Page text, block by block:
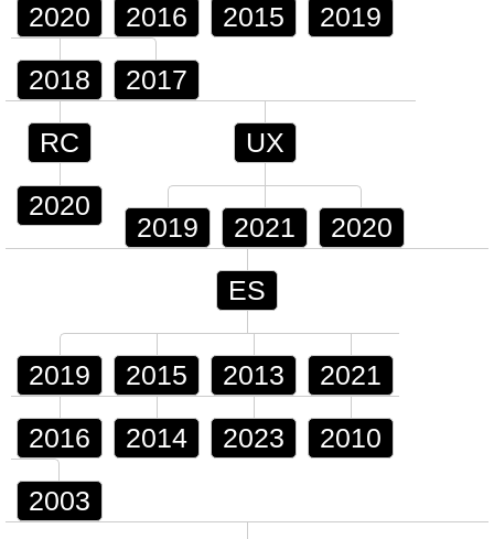
2020 2016 2015 2019
2018 2017
RC
2020
UX
2019 2021 2020
ES
2019 2015 2013 2021
2016 2014 2023 2010
2003